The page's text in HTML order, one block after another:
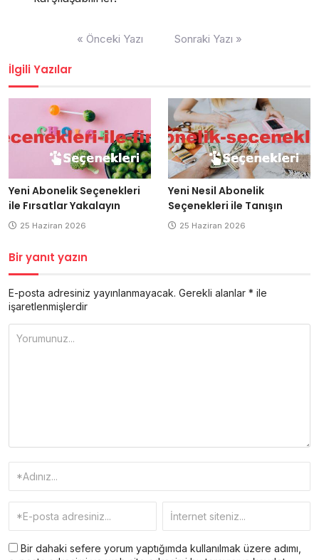
« Önceki Yazı Sonraki Yazı »
İlgili Yazılar
Yeni Abonelik Seçenekleri
ile Fırsatlar Yakalayın
25 Haziran 2026
Yeni Nesil Abonelik
Seçenekleri ile Tanışın
25 Haziran 2026
Bir yanıt yazın
E-posta adresiniz yayınlanmayacak. Gerekli alanlar * ile
işaretlenmişlerdir
Bir dahaki sefere yorum yaptığımda kullanılmak üzere adımı,